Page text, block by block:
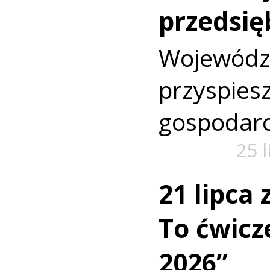
25
21 lipca
To
2026”